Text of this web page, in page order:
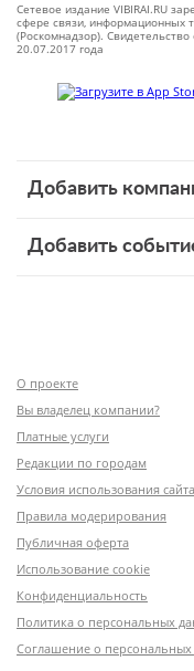
Сетевое издание VIBIRAI.RU
сфере связи, информационных
(Роскомнадзор).
20.07.2017 года
Добавить
Добавить
О проекте
Вы владелец компании?
Платные услуги
Редакции по городам
Условия использования сайта
Правила модерирования
Публичная оферта
Использование cookie
Конфиденциальность
Политика о персональных
Соглашение о